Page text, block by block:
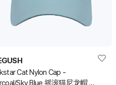
Cat Nylon Cap -
Sky Blue 摇滚猫尼龙帽 -